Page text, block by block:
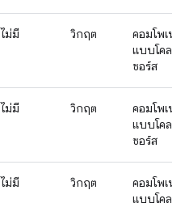
ไม่มี วิกฤต
คอมโพเน
แบบโคลส
ซอร์ส
ไม่มี วิกฤต
คอมโพเน
แบบโคลส
ซอร์ส
ไม่มี วิกฤต
คอมโพเน
แบบโคลส